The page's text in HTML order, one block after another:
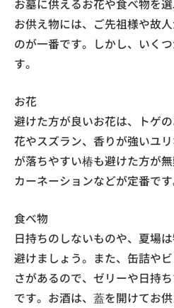
お墓に供えるお花や食べ物を
お供え物には、ご先祖様や故
のが一番です。しかし、いく
す。
お花
避けた方が良いお花は、トゲ
花やスズラン、香りが強いユ
が落ちやすい椿も避けた方が
カーネーションなどが定番です
食べ物
日持ちのしないものや、夏場
避けましょう。また、缶詰や
さがあるので、ゼリーや日持
です。お酒は、蓋を開けてお